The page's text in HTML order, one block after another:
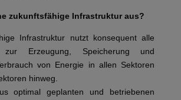
zukunftsfähige Infrastruktur aus?
Infrastruktur nutzt konsequent alle
zur Erzeugung, Speicherung und
von Energie in allen Sektoren
hinweg.
optimal geplanten und betriebenen